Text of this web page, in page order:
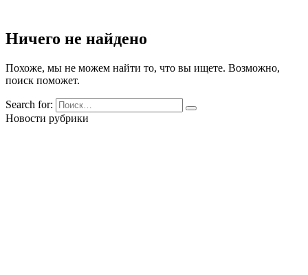
Ничего не найдено
Похоже, мы не можем найти то, что вы ищете. Возможно,
поиск поможет.
Search for:
Новости рубрики